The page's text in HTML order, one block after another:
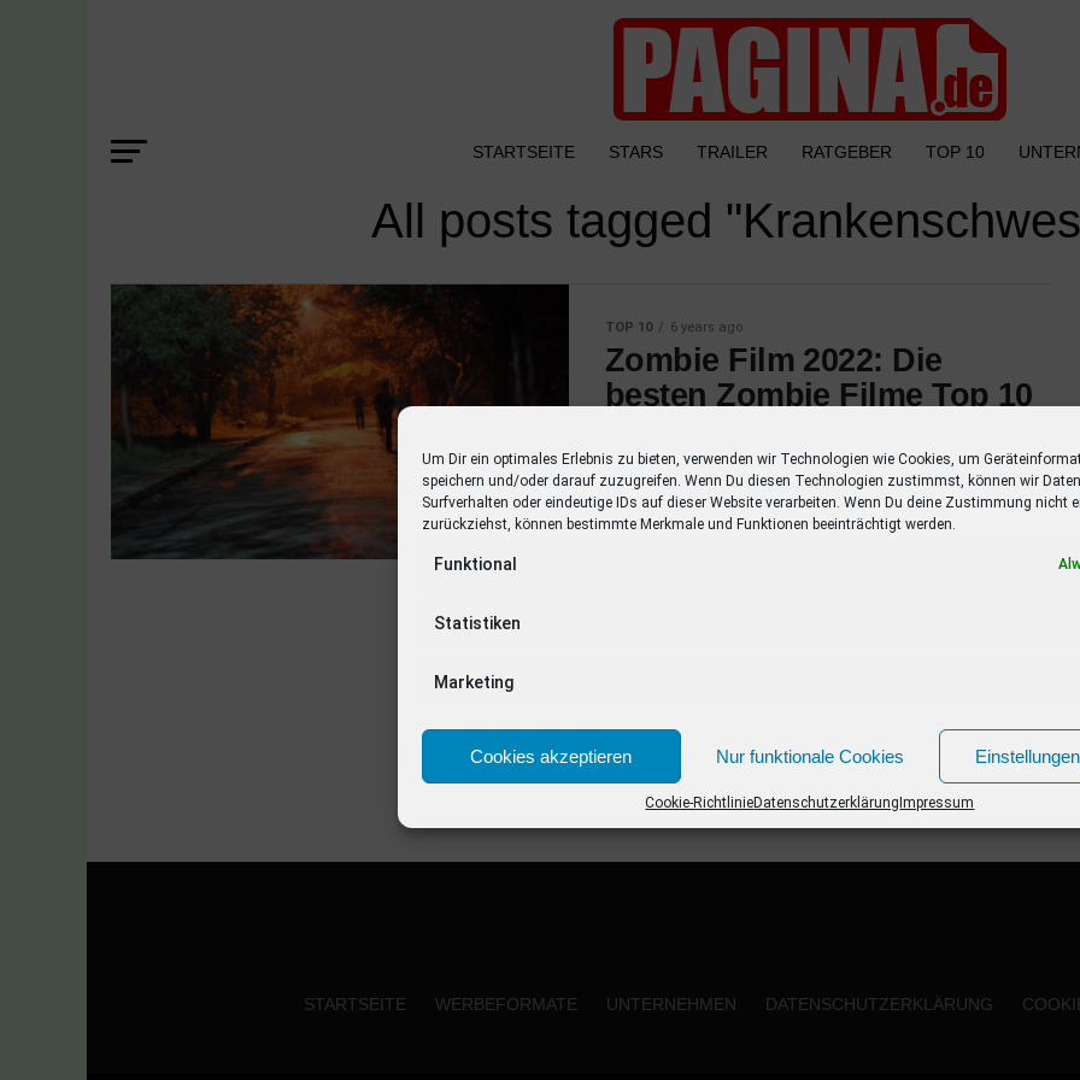
Um Dir ein optimales Erlebnis zu bieten, verwenden wir Technologien wie Cookies, um
speichern und/oder darauf zuzugreifen. Wenn Du diesen Technologien zustimmst, können wir
Surfverhalten oder eindeutige IDs auf dieser Website verarbeiten. Wenn Du deine Zustimmung nicht
zurückziehst, können bestimmte Merkmale und Funktionen beeinträchtigt werden.
Funktional
Statistiken
Marketing
Cookies akzeptieren Nur funktionale Cookies
Cookie-RichtlinieDatenschutzerklärung Impressum
STARTSEITE STARS TRAILER RATGEBER TOP 10
All posts tagged
TOP 10 6 years ago
Zombie Film 2022: Die
besten Zombie Filme Top 10
in unserer TOP 10. Diese Auswahl hat es in
sich und zeigt Dir die besten Zombie Filme
aller Zeiten. 1....
STARTSEITE WERBEFORMATE UNTERNEHMEN DATENSCHUTZERKLÄRUNG